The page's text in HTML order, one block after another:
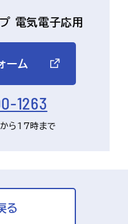
電気電子応用
ーム
1263
ら17時まで
る